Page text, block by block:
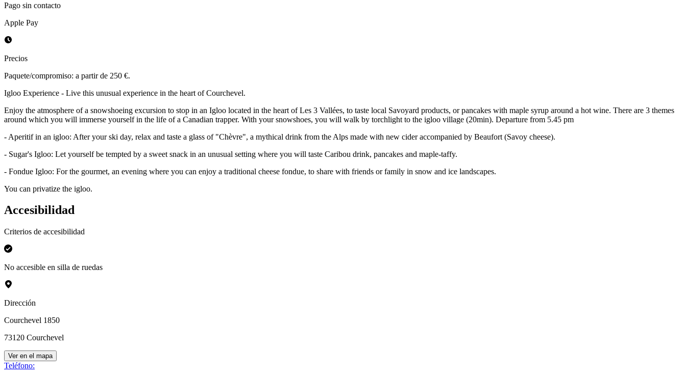
Pago sin contacto
Apple Pay
Precios
Paquete/compromiso: a partir de 250 €.
Igloo Experience - Live this unusual experience in the heart of Courchevel.
Enjoy the atmosphere of a snowshoeing excursion to stop in an Igloo located in the heart of Les 3 Vallées, to taste local Savoyard products, or pancakes with maple syrup around a hot wine. There are 3 themes
around which you will immerse yourself in the life of a Canadian trapper. With your snowshoes, you will walk by torchlight to the igloo village (20min). Departure from 5.45 pm
- Aperitif in an igloo: After your ski day, relax and taste a glass of "Chèvre", a mythical drink from the Alps made with new cider accompanied by Beaufort (Savoy cheese).
- Sugar's Igloo: Let yourself be tempted by a sweet snack in an unusual setting where you will taste Caribou drink, pancakes and maple-taffy.
- Fondue Igloo: For the gourmet, an evening where you can enjoy a traditional cheese fondue, to share with friends or family in snow and ice landscapes.
You can privatize the igloo.
Accesibilidad
Criterios de accesibilidad
No accesible en silla de ruedas
Dirección
Courchevel 1850
73120 Courchevel
Ver en el mapa
Teléfono: